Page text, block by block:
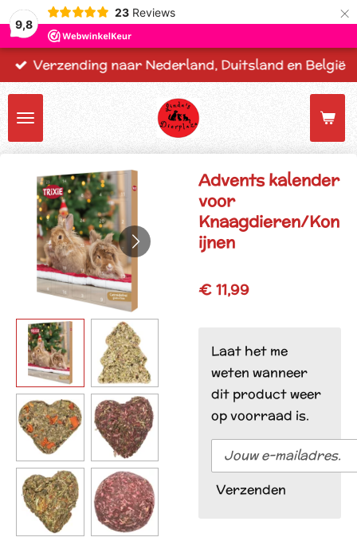
9,8
23 Reviews ×
Verzending naar Nederland, Duitsland en België
Advents kalender
voor
Knaagdieren/Kon
ijnen
€ 11,99
Laat het me
weten wanneer
dit product weer
op voorraad is.
Verzenden